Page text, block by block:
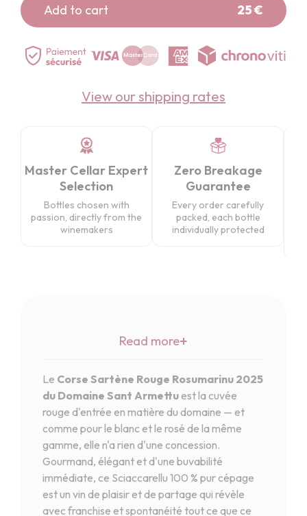
Add to cart 25 €
View our shipping rates
Master Cellar Expert
Selection
Bottles chosen with
passion, directly from the
winemakers
Zero Breakage
Guarantee
Every order carefully
packed, each bottle
individually protected
Read more+
Le Corse Sartène Rouge Rosumarinu 2025
du Domaine Sant Armettuest la cuvée
rouge d'entrée en matière du domaine — et
comme pour le blanc et le rosé de la même
gamme, elle n'a rien d'une concession.
Gourmand, élégant et d'une buvabilité
immédiate, ce Sciaccarellu 100 % pur cépage
est un vin de plaisir et de partage qui révèle
avec franchise et spontanéité tout ce que ce